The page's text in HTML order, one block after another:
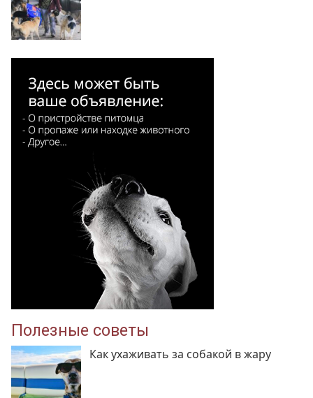
Полезные советы
Как ухаживать за собакой в жару